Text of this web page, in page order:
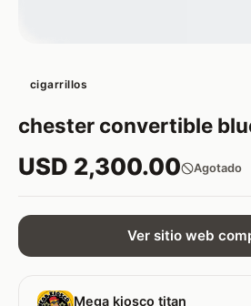
cigarrillos
chester convertible
USD 2,300.00 Agotado
Ver sitio web
Mega kiosco titan